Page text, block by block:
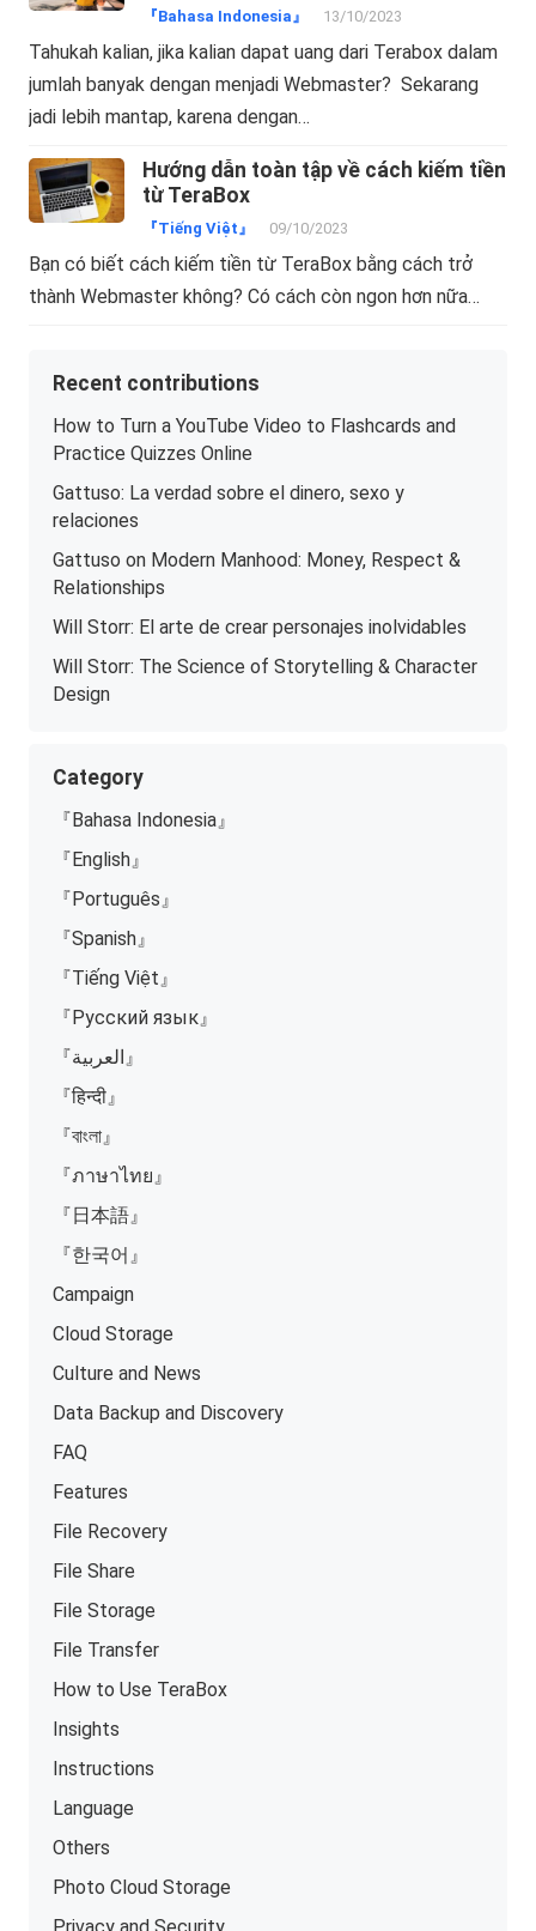
『Bahasa Indonesia』 13/10/2023
Tahukah kalian, jika kalian dapat uang dari Terabox dalam
jumlah banyak dengan menjadi Webmaster? Sekarang
jadi lebih mantap, karena dengan…
Hướng dẫn toàn tập về cách kiếm tiền
từ TeraBox
『Tiếng Việt』 09/10/2023
Bạn có biết cách kiếm tiền từ TeraBox bằng cách trở
thành Webmaster không? Có cách còn ngon hơn nữa…
Recent contributions
How to Turn a YouTube Video to Flashcards and
Practice Quizzes Online
Gattuso: La verdad sobre el dinero, sexo y
relaciones
Gattuso on Modern Manhood: Money, Respect &
Relationships
Will Storr: El arte de crear personajes inolvidables
Will Storr: The Science of Storytelling & Character
Design
Category
『Bahasa Indonesia』
『English』
『Português』
『Spanish』
『Tiếng Việt』
『Русский язык』
『العربية』
『हिन्दी』
『বাংলা』
『ภาษาไทย』
『日本語』
『한국어』
Campaign
Cloud Storage
Culture and News
Data Backup and Discovery
FAQ
Features
File Recovery
File Share
File Storage
File Transfer
How to Use TeraBox
Insights
Instructions
Language
Others
Photo Cloud Storage